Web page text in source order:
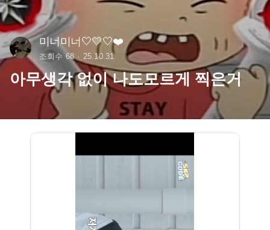
미너미너🤍💛🤍❤️
조회수 68 25.10.31
아무생각 없이 나도모르게 찍은거